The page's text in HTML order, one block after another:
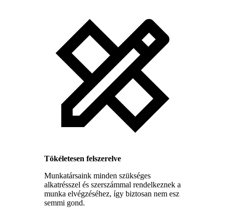
Tökéletesen felszerelve
Munkatársaink minden szükséges
alkatrésszel és szerszámmal rendelkeznek a
munka elvégzéséhez, így biztosan nem esz
semmi gond.